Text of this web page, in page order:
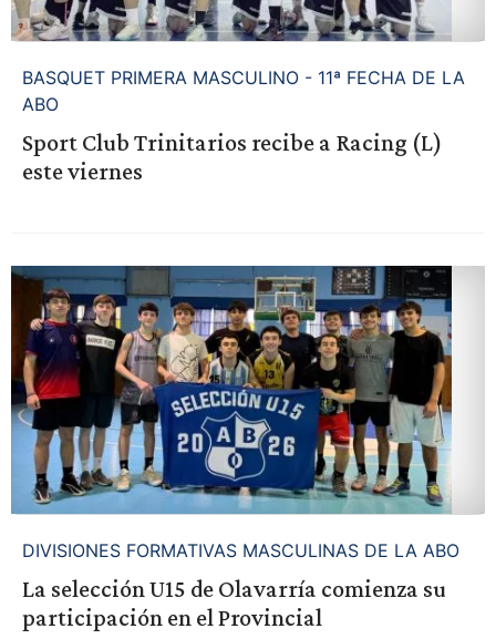
BASQUET PRIMERA MASCULINO - 11ª FECHA DE LA
ABO
Sport Club Trinitarios recibe a Racing (L)
este viernes
DIVISIONES FORMATIVAS MASCULINAS DE LA ABO
La selección U15 de Olavarría comienza su
participación en el Provincial